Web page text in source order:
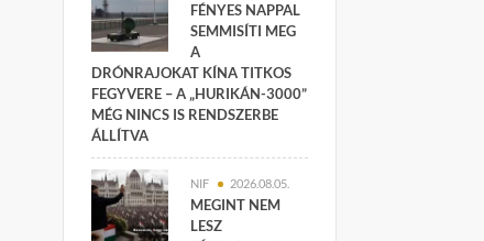
FÉNYES NAPPAL
SEMMISÍTI MEG
A
DRÓNRAJOKAT KÍNA TITKOS
FEGYVERE – A „HURIKÁN-3000”
MÉG NINCS IS RENDSZERBE
ÁLLÍTVA
NIF 2026.08.05.
MEGINT NEM
LESZ